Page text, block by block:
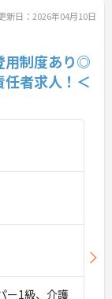
新日：2026年04月10日
用制度あり◎
者求人！＜
ー1級、介護